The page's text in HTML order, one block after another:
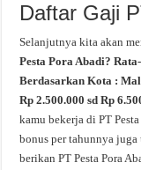
Daftar Gaji
Selanjutnya kita akan
Pesta Pora Abadi?
Berdasarkan Kota :
Rp 2.500.000 sd Rp
kamu bekerja di PT
bonus per tahunnya
berikan PT Pesta Pora